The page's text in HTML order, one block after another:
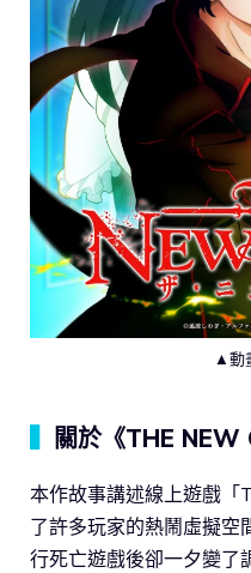
▲動
關於《THE NEW
本作故事講述線上遊戲「
了許多玩家的熱鬧虛擬空
行死亡遊戲後卻一夕變了